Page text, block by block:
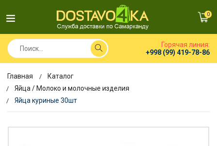
0
Горячая линия:
+998 (99) 419-78-86
Главная
Каталог
Яйца / Молоко и молочные изделия
Яйца куриные 30шт